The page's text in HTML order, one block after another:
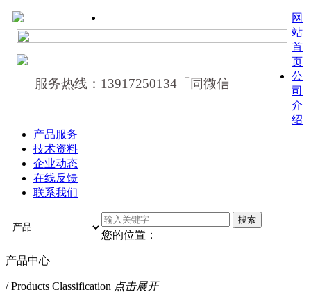
服务热线：13917250134「同微信」
网
站
首
页
公
司
介
绍
产品服务
技术资料
企业动态
在线反馈
联系我们
您的位置：
产品中心
/ Products Classification 点击展开+